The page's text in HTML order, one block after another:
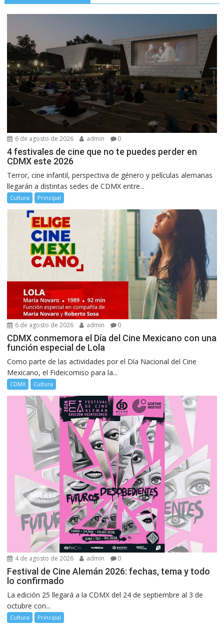
6 de agosto de 2026 admin 0
4 festivales de cine que no te puedes perder en
CDMX este 2026
Terror, cine infantil, perspectiva de género y películas alemanas
llegarán a distintas sedes de CDMX entre...
Cultura Principal
6 de agosto de 2026 admin 0
CDMX conmemora el Día del Cine Mexicano con una
función especial de Lola
Como parte de las actividades por el Día Nacional del Cine
Mexicano, el Fideicomiso para la...
CDMX Cultura
4 de agosto de 2026 admin 0
Festival de Cine Alemán 2026: fechas, tema y todo
lo confirmado
La edición 25 llegará a la CDMX del 24 de septiembre al 3 de
octubre con...
Cultura Principal